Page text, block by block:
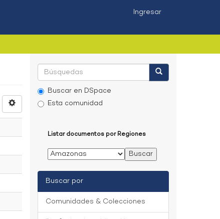
Ingresar
Buscar en DSpace
Esta comunidad
Listar documentos por Regiones
Buscar por
Comunidades & Colecciones